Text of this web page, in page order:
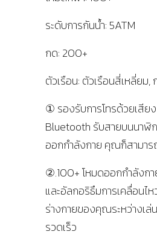
ระดับการกันน้ำ: 5ATM
กด: 200+
ตัวเรือน: ตัวเรือนสี่เหลี่ยม,
① รองรับการโทรด้วยเสีย
Bluetooth รับสายบนนาฬิ
ออกกำลังกาย คุณก็สามาร
②.100+ โหมดออกกำลังก
และอัลกอริธึมการเคลื่อนไ
ร่างกายของคุณระหว่างเ
รวดเร็ว